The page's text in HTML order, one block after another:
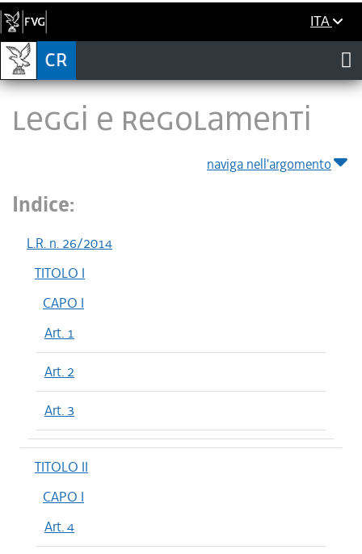
ITA
LEGGI E REGOLAMENTI
naviga nell'argomento
Indice:
L.R. n. 26/2014
TITOLO I
CAPO I
Art. 1
Art. 2
Art. 3
TITOLO II
CAPO I
Art. 4